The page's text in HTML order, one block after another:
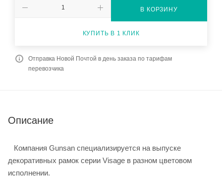
В КОРЗИНУ
КУПИТЬ В 1 КЛИК
Отправка Новой Почтой в день заказа по тарифам
перевозчика
Описание
Компания Gunsan специализируется на выпуске
декоративных рамок серии Visage в разном цветовом
исполнении.